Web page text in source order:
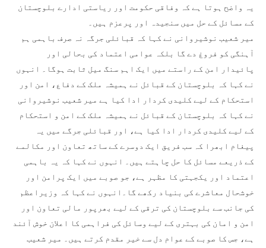
یہ واضح ہوتا ہے کہ وفاقی حکومت اور ریاستی ادارے بلوچستان
کے مسائل کے حل میں سنجیدہ اور پرعزم ہیں۔
میر شعیب نوشیروانی نے کہا کہ قبائلی جرگہ نہ صرف باہمی ہم
آہنگی کو فروغ دے گا بلکہ عوامی اعتماد کی بحالی اور
پائیدار امن کے راستے میں ایک اہم سنگ میل ثابت ہوگا۔ انہوں
نے کہا کہ بلوچستان کے قبائل نے ہمیشہ ملک کے دفاع، امن اور
استحکام کے لیے کلیدی کردار ادا کیا ہے میر شعیب نوشیروانی
نے کہا کہ بلوچستان کے قبائل نے ہمیشہ ملک کے امن و استحکام
کے لیے کلیدی کردار ادا کیا ہے، اور قبائلی جرگے میں یہ
پیغام ابھرا کہ سب فریق ایک دوسرے کے ساتھ تعاون اور مکالمے
کے ذریعے مسائل کا حل چاہتے ہیں۔ انہوں نے کہا کہ یہ باہمی
اعتماد اور یکجہتی کا مظہر ہے، جو صوبے میں ایک پرامن اور
خوشحال معاشرے کی بنیاد رکھے گا۔انہوں نے کہا کہ وزیراعظم
کی جانب سے بلوچستان کی ترقی کے لیے بھرپور مالی تعاون اور
امن و امان کی بہتری کے لیے وسائل کی فراہمی کا اعلان خوش آئند
ہے، جس کا صوبے کے عوام دل سے خیر مقدم کرتے ہیں۔ میر شعیب